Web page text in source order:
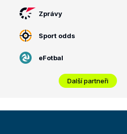
Zprávy
Sport odds
eFotbal
Další partneři